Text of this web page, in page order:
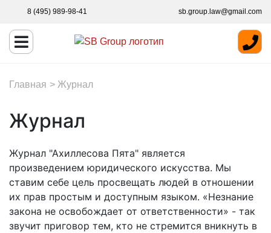
8 (495) 989-98-41 sb.group.law@gmail.com
Главная > Журнал
Журнал
Журнал "Ахиллесова Пята" является
произведением юридического искусства. Мы
ставим себе цель просвещать людей в отношении
их прав простым и доступным языком. «Незнание
закона не освобождает от ответственности» - так
звучит приговор тем, кто не стремится вникнуть в